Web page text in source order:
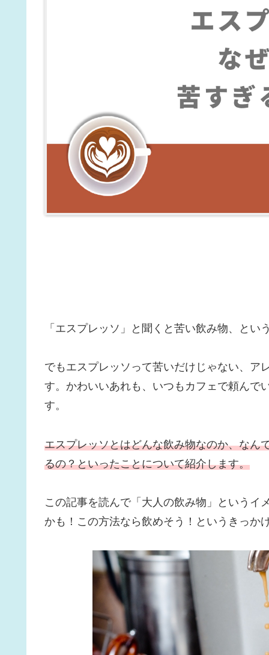
「エスプレッソ」と聞くと苦い飲み物、と
でもエスプレッソって苦いだけじゃない、ア
す。かわいいあれも、いつもカフェで頼んで
す。
エスプレッソとはどんな飲み物なのか、なん
るの？といったことについて紹介します。
この記事を読んで「大人の飲み物」というイ
かも！この方法なら飲めそう！というきっか